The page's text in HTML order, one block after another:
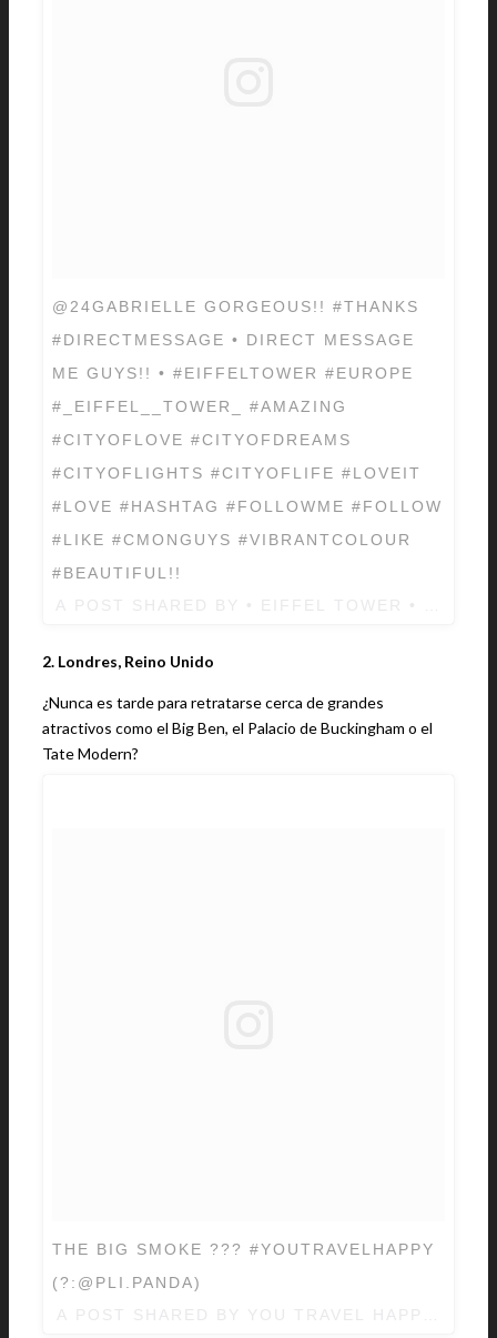
@24GABRIELLE GORGEOUS!! #THANKS
#DIRECTMESSAGE • DIRECT MESSAGE
ME GUYS!! • #EIFFELTOWER #EUROPE
#_EIFFEL__TOWER_ #AMAZING
#CITYOFLOVE #CITYOFDREAMS
#CITYOFLIGHTS #CITYOFLIFE #LOVEIT
#LOVE #HASHTAG #FOLLOWME #FOLLOW
#LIKE #CMONGUYS #VIBRANTCOLOUR
#BEAUTIFUL!!
2. Londres, Reino Unido
¿Nunca es tarde para retratarse cerca de grandes
atractivos como el Big Ben, el Palacio de Buckingham o el
Tate Modern?
THE BIG SMOKE ??? #YOUTRAVELHAPPY
(?:@PLI.PANDA)